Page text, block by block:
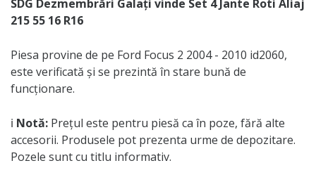
SDG Dezmembrări Galați vinde Set 4 Jante Roti Aliaj
215 55 16 R16
Piesa provine de pe Ford Focus 2 2004 - 2010 id2060,
este verificată și se prezintă în stare bună de
funcționare.
ℹ️ Notă: Prețul este pentru piesă ca în poze, fără alte
accesorii. Produsele pot prezenta urme de depozitare.
Pozele sunt cu titlu informativ.